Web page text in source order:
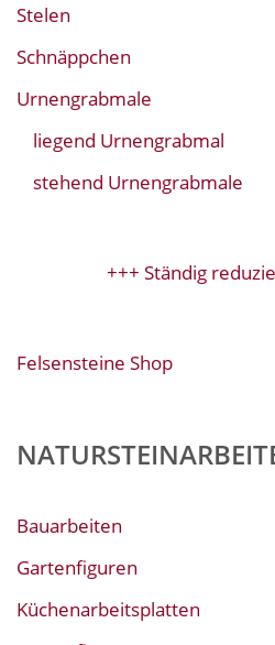
Stelen
Schnäppchen
Urnengrabmale
liegend Urnengrabmal
stehend Urnengrabmale
+++ Ständig
Felsensteine Shop
Bauarbeiten
Gartenfiguren
Küchenarbeitsplatten